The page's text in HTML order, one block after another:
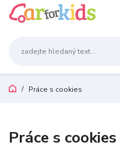
Práce s cookies
Práce s cookies